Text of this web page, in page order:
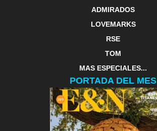
ADMIRADOS
LOVEMARKS
RSE
TOM
MAS ESPECIALES...
PORTADA DEL MES